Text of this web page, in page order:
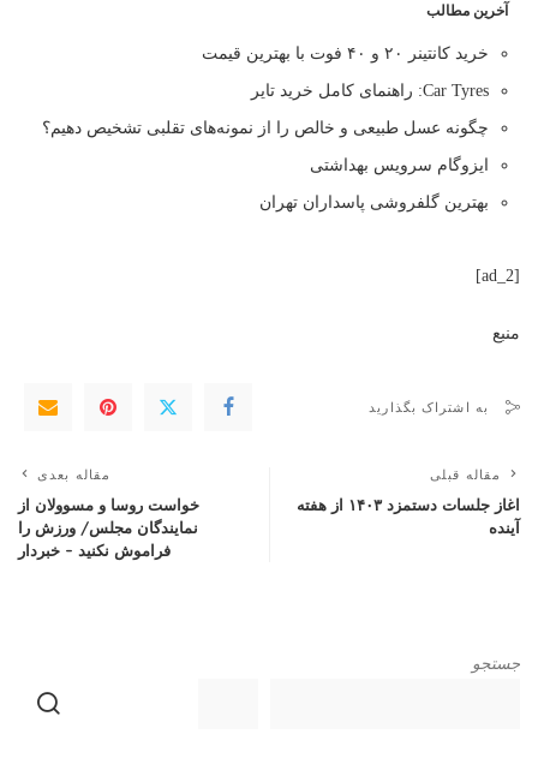
آخرین مطالب
خرید کانتینر ۲۰ و ۴۰ فوت با بهترین قیمت
Car Tyres: راهنمای کامل خرید تایر
چگونه عسل طبیعی و خالص را از نمونه‌های تقلبی تشخیص دهیم؟
ایزوگام سرویس بهداشتی
بهترین گلفروشی پاسداران تهران
[ad_2]
منبع
به اشتراک بگذارید
مقاله قبلی
اغاز جلسات دستمزد ۱۴۰۳ از هفته
آینده
مقاله بعدی
خواست‌ روسا و مسوولان از
نمایندگان مجلس/ ورزش را
فراموش نکنید – خبردار
جستجو